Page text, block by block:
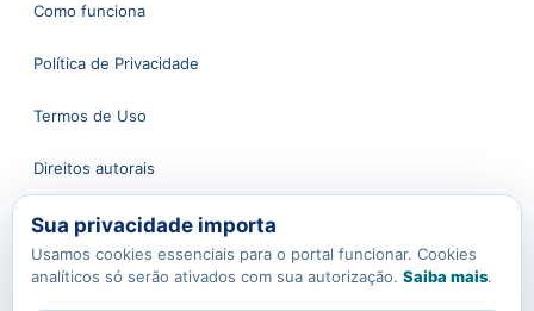
Como funciona
Política de Privacidade
Termos de Uso
Direitos autorais
Atendimento
Fale conosco
Sua privacidade importa
Usamos cookies essenciais para o portal funcionar. Cookies
analíticos só serão ativados com sua autorização. Saiba mais.